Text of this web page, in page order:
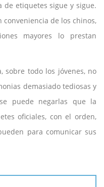
etiquetes sigue y sigue.
conveniencia de los chinos,
mayores lo prestan
sobre todo los jóvenes, no
demasiado tediosas y
puede negarlas que la
oficiales, con el orden,
para comunicar sus